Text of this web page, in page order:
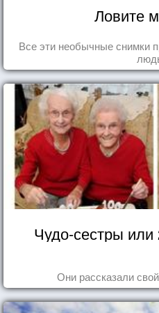
Ловите
Все эти необычные снимки
Чудо-сестры или
Они рассказали